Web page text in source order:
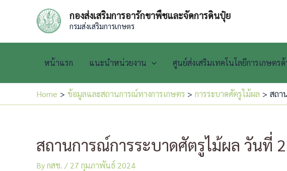
กองส่งเสริมการอารักขาพืชและจัดการดินปุ๋ย
กรมส่งเสริมการเกษตร
หน้าแรก แนะนำหน่วยงาน ศูนย์ส่งเสริมเทคโนโลยีการเกษตร
Home ข้อมูลและสถานการณ์ทางการเกษตร การระบาดศัตรูไม้ผล สถา
สถานการณ์การระบาดศัตรูไม้ผล วันที่
Byกสช. / 27 กุมภาพันธ์ 2024